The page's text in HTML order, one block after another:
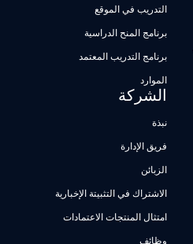
التدريب في الموقع
برنامج المنح الدراسية
برنامج التدريب المعتمد
الموارد
الشركة
نبذة
فريق الإدارة
الزبائن
الاشتراك في التثبيتة الإخبارية
امتثال المنتجات الاعتمادات
وظائف